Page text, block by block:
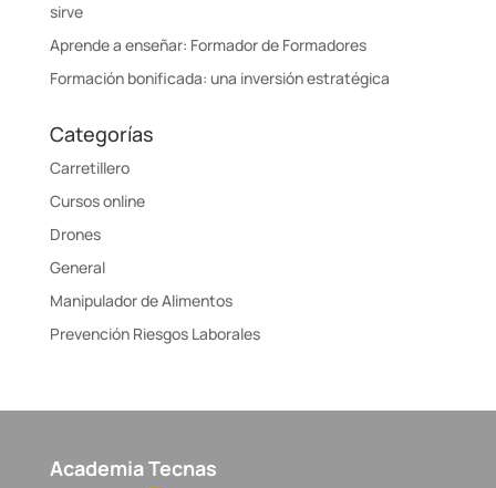
sirve
Aprende a enseñar: Formador de Formadores
Formación bonificada: una inversión estratégica
Categorías
Carretillero
Cursos online
Drones
General
Manipulador de Alimentos
Prevención Riesgos Laborales
Academia Tecnas